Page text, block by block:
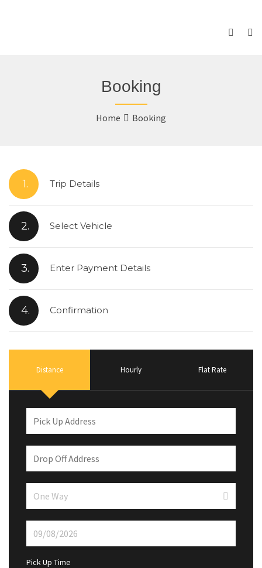
Booking
Home Booking
1. Trip Details
2. Select Vehicle
3. Enter Payment Details
4. Confirmation
Distance Hourly Flat Rate
Pick Up Time